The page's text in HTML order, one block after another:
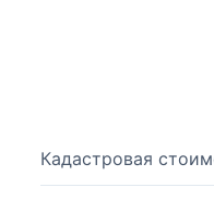
Кадастровая